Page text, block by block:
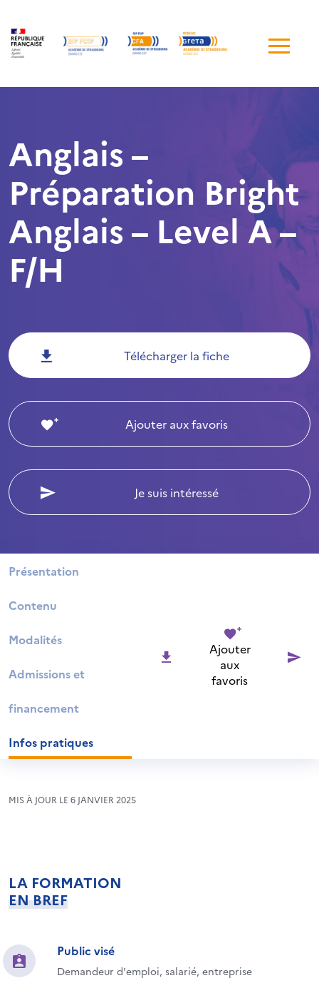
de
Anglais –
Préparation Bright
Anglais – Level A –
F/H
Télécharger la fiche
Ajouter aux favoris
Je suis intéressé
Présentation
Contenu
Modalités
Admissions et
financement
Infos pratiques
Ajouter
aux
favoris
MIS À JOUR LE 6 JANVIER 2025
LA FORMATION
EN BREF
Public visé
Demandeur d'emploi, salarié, entreprise